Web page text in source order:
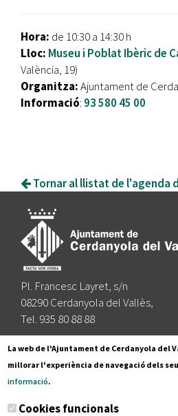
Hora: de 10:30 a 14:30 h
Lloc: Museu i Poblat Ibèric de
València, 19)
Organitza:Ajuntament de
Informació: 93 580 45 00
Tornar al llistat de l'agenda
Pl. Francesc Layret, s/n
08290 Cerdanyola del Vallès,
Tel. 935 80 88 88
Segueix-nos a:
Subscriu-te al nostre butlletí
La web de l'Ajuntament de Cerdanyola del
millorar l'experiència de navegació dels
informació.
Cookies funcionals